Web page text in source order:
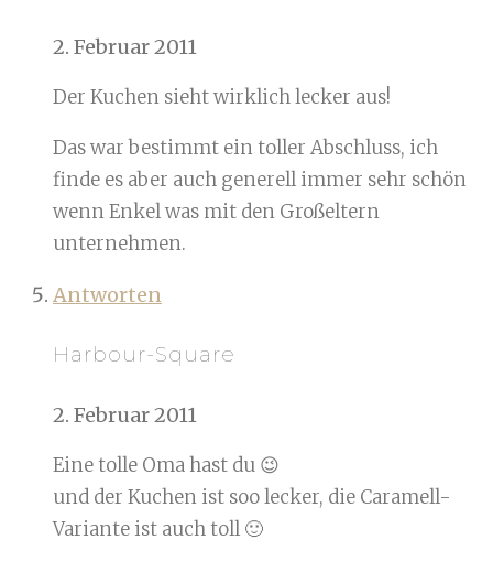
2. Februar 2011
Der Kuchen sieht wirklich lecker aus!
Das war bestimmt ein toller Abschluss, ich
finde es aber auch generell immer sehr schön
wenn Enkel was mit den Großeltern
unternehmen.
Antworten
Harbour-Square
2. Februar 2011
Eine tolle Oma hast du 😉
und der Kuchen ist soo lecker, die Caramell-
Variante ist auch toll 🙂